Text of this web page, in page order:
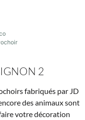
2
fabriqués par JD
des animaux sont
votre décoration